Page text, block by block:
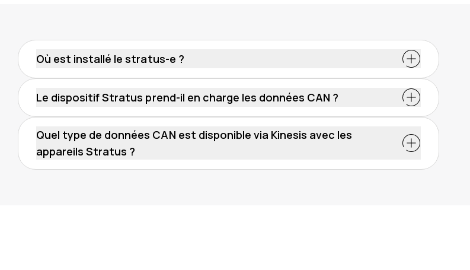
Où est installé le stratus-e ?
Le stratus-e se connecte directement au port OBD à l'intérieur de votre véhicule pour
Le dispositif Stratus prend-il en charge les données CAN ?
Oui, l'appareil Stratus prend en charge les données CAN. Cependant, tous les véhicules
ne sont pas compatibles. Une vérification rapide de la compatibilité est nécessaire pour
confirmer si cette fonctionnalité est disponible pour votre véhicule.
Quel type de données CAN est disponible via Kinesis avec les
appareils Stratus ?
Pour les véhicules à moteur à combustion interne (ICE) : niveaux de carburant, relevés